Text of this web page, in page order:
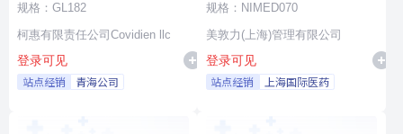
规格：GL182
柯惠有限责任公司Covidien llc
登录可见
站点经销 青海公司
规格：NIMED070
美敦力(上海)管理有限公司
登录可见
站点经销 上海国际医药